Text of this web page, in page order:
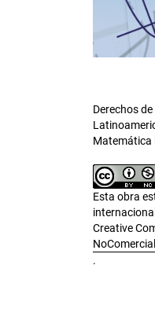
Derechos
Matemática
Esta obra
internacional
Creative
.